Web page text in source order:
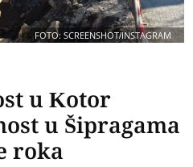
FOTO: SCREENSHOT/INSTAGRAM
u Kotor
u Šipragama
roka